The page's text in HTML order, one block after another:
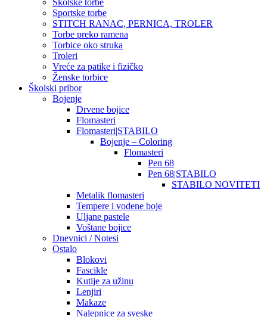
Školske torbe
Sportske torbe
STITCH RANAC, PERNICA, TROLER
Torbe preko ramena
Torbice oko struka
Troleri
Vreće za patike i fizičko
Ženske torbice
Školski pribor
Bojenje
Drvene bojice
Flomasteri
Flomasteri|STABILO
Bojenje – Coloring
Flomasteri
Pen 68
Pen 68|STABILO
STABILO NOVITETI
Metalik flomasteri
Tempere i vodene boje
Uljane pastele
Voštane bojice
Dnevnici / Notesi
Ostalo
Blokovi
Fascikle
Kutije za užinu
Lenjiri
Makaze
Nalepnice za sveske